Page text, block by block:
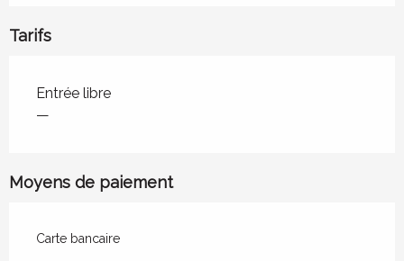
Tarifs
Tarifs 2026
Entrée libre
—
Moyens de paiement
Carte bancaire